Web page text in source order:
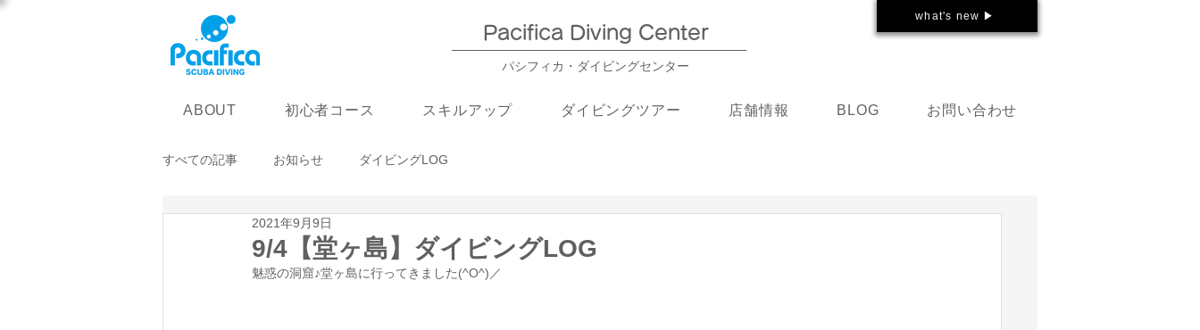
Pacifica Diving Center​
パシフィカ・ダイビングセンター
what's new ▶
ABOUT 初心者コース スキルアップ ダイビングツアー 店舗情報 BLOG お問い合わせ
すべての記事 お知らせ ダイビングLOG
9/4【堂ヶ島】ダイビングLOG
2021年9月9日
魅惑の洞窟♪堂ヶ島に行ってきました(^O^)／